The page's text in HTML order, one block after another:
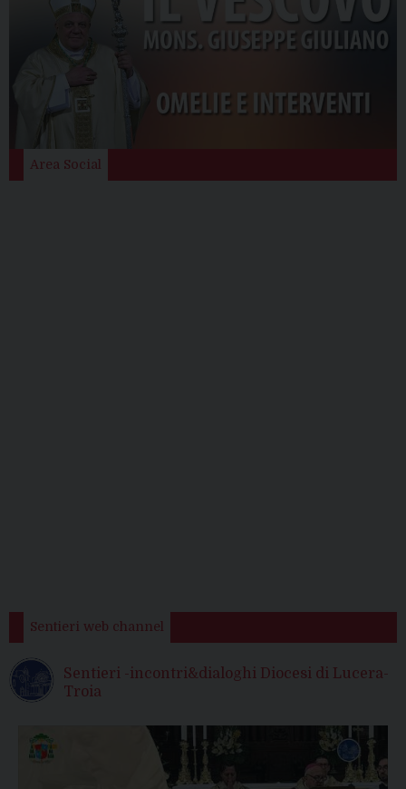
Area Social
Sentieri web channel
Sentieri -incontri&dialoghi Diocesi di Lucera-
Troia